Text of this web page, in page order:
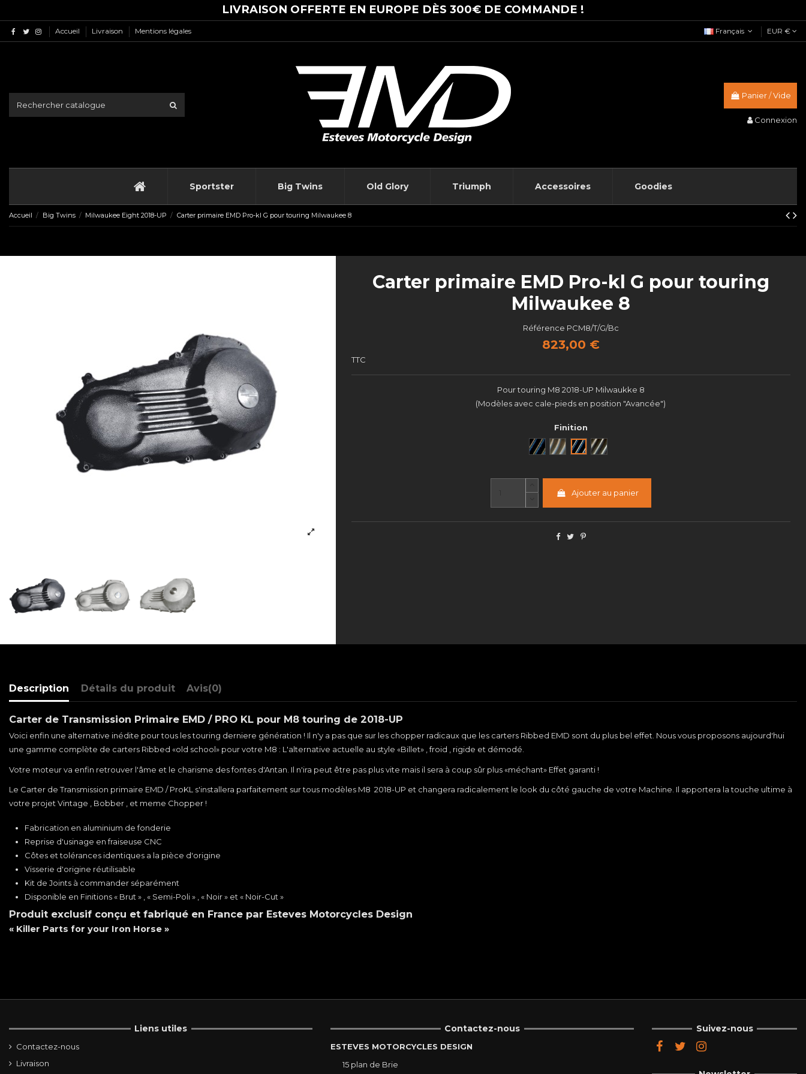
LIVRAISON OFFERTE EN EUROPE DÈS 300€ DE COMMANDE !
Accueil Livraison Mentions légales Français EUR €
Panier/Vide
Connexion
Sportster Big Twins Old Glory Triumph Accessoires Goodies
Accueil Big Twins Milwaukee Eight 2018-UP Carter primaire EMD Pro-kl G pour touring Milwaukee 8
Carter primaire EMD Pro-kl G pour touring
Milwaukee 8
Référence PCM8/T/G/Bc
823,00 €
TTC
Pour touring M8 2018-UP Milwaukke 8
(Modèles avec cale-pieds en position "Avancée")
Finition
Noir Brut Black CutSemi poli
Ajouter au panier
Description Détails du produit Avis(0)
Carter de Transmission Primaire EMD / PRO KL pour M8 touring de 2018-UP
Voici enfin une alternative inédite pour tous les touring derniere génération ! Il n'y a pas que sur les chopper radicaux que les carters Ribbed EMD sont du plus bel effet. Nous vous proposons aujourd'hui
une gamme complète de carters Ribbed «old school» pour votre M8 : L'alternative actuelle au style «Billet» , froid , rigide et démodé.
Votre moteur va enfin retrouver l'âme et le charisme des fontes d'Antan. Il n'ira peut être pas plus vite mais il sera à coup sûr plus «méchant» Effet garanti !
Le Carter de Transmission primaire EMD / ProKL s'installera parfaitement sur tous modèles M8 2018-UP et changera radicalement le look du côté gauche de votre Machine. Il apportera la touche ultime à
votre projet Vintage , Bobber , et meme Chopper !
Fabrication en aluminium de fonderie
Reprise d'usinage en fraiseuse CNC
Côtes et tolérances identiques a la pièce d'origine
Visserie d'origine réutilisable
Kit de Joints à commander séparément
Disponible en Finitions « Brut » , « Semi-Poli » , « Noir » et « Noir-Cut »
Produit exclusif conçu et fabriqué en France par Esteves Motorcycles Design
« Killer Parts for your Iron Horse »
Liens utiles
Contactez-nous
Livraison
Contactez-nous
ESTEVES MOTORCYCLES DESIGN
15 plan de Brie
Suivez-nous